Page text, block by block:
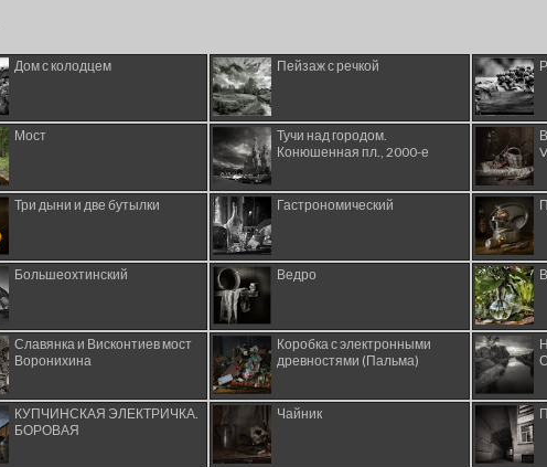
Дом с колодцем Пейзаж с речкой
Мост
Тучи над городом.
Конюшенная пл., 2000-е
Три дыни и две бутылки Гастрономический
Большеохтинский Ведро
Славянка и Висконтиев мост
Воронихина
Коробка с электронными
древностями (Пальма)
КУПЧИНСКАЯ ЭЛЕКТРИЧКА.
БОРОВАЯ
Чайник